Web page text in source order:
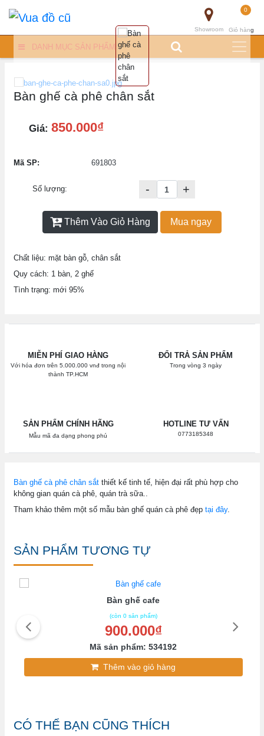
0
Giỏ hàng
Showroom
DANH MỤC SẢN PHẨM
Bàn ghế cà phê chân sắt
Giá: 850.000₫
Mã SP: 691803
Số lượng: - +
Thêm Vào Giỏ Hàng Mua ngay
Chất liệu: mặt bàn gỗ, chân sắt
Quy cách: 1 bàn, 2 ghế
Tình trạng: mới 95%
MIỄN PHÍ GIAO HÀNG
Với hóa đơn trên 5.000.000 vnđ trong nội
thành TP.HCM
ĐỔI TRẢ SẢN PHẨM
Trong vòng 3 ngày
SẢN PHẨM CHÍNH HÃNG
Mẫu mã đa dạng phong phú
HOTLINE TƯ VẤN
0773185348
Bàn ghế cà phê chân sắt thiết kế tinh tế, hiện đại rất phù hợp cho
không gian quán cà phê, quán trà sữa..
Tham khảo thêm một số mẫu bàn ghế quán cà phê đẹp tại đây.
SẢN PHẨM TƯƠNG TỰ
Bàn ghế cafe
(còn 0 sản phẩm)
900.000₫
Mã sản phẩm: 534192
Thêm vào giỏ hàng
CÓ THỂ BẠN CŨNG THÍCH